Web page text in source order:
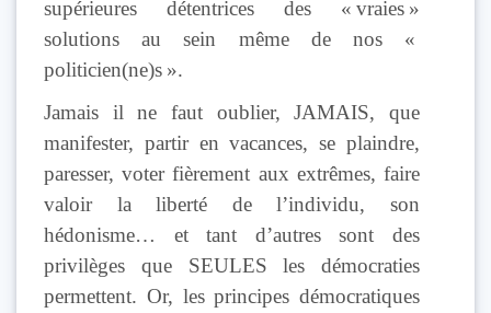
supérieures détentrices des « vraies »
solutions au sein même de nos «
politicien(ne)s ».
Jamais il ne faut oublier, JAMAIS, que
manifester, partir en vacances, se plaindre,
paresser, voter fièrement aux extrêmes, faire
valoir la liberté de l’individu, son
hédonisme… et tant d’autres sont des
privilèges que SEULES les démocraties
permettent. Or, les principes démocratiques